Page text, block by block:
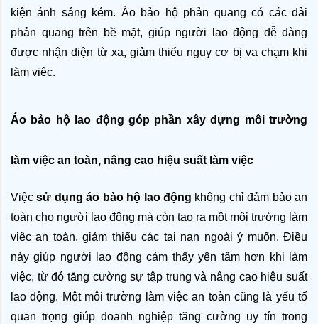
kiện ánh sáng kém. Áo bảo hộ phản quang có các dải
phản quang trên bề mặt, giúp người lao động dễ dàng
được nhận diện từ xa, giảm thiểu nguy cơ bị va chạm khi
làm việc.
Áo bảo hộ lao động góp phần xây dựng môi trường
làm việc an toàn, nâng cao hiệu suất làm việc
Việc sử dụng áo bảo hộ lao động không chỉ đảm bảo an
toàn cho người lao động mà còn tạo ra một môi trường làm
việc an toàn, giảm thiểu các tai nạn ngoài ý muốn. Điều
này giúp người lao động cảm thấy yên tâm hơn khi làm
việc, từ đó tăng cường sự tập trung và nâng cao hiệu suất
lao động. Một môi trường làm việc an toàn cũng là yếu tố
quan trọng giúp doanh nghiệp tăng cường uy tín trong